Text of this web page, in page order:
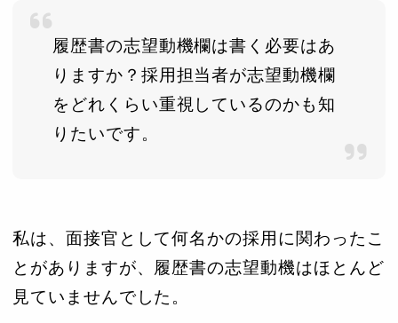
履歴書の志望動機欄は書く必要はあ
りますか？採用担当者が志望動機欄
をどれくらい重視しているのかも知
りたいです。
私は、面接官として何名かの採用に関わったこ
とがありますが、履歴書の志望動機はほとんど
見ていませんでした。